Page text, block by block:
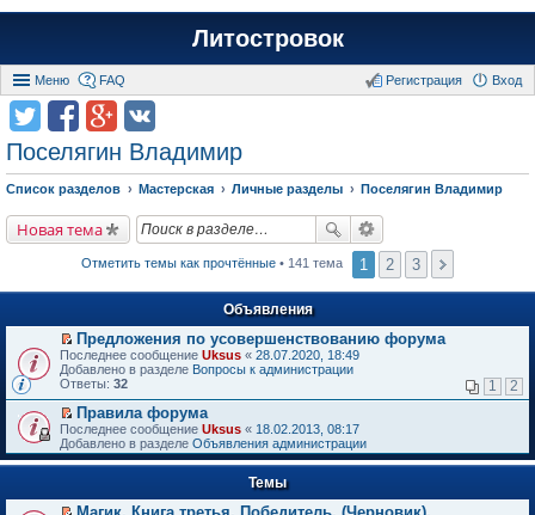
Литостровок
Меню FAQ Вход
Регистрация
Поселягин Владимир
Список разделов Мастерская Личные разделы Поселягин Владимир
Новая тема
Отметить темы как прочтённые • 141 тема 1 2 3
Объявления
П
е
р
й
т
и
к
п
в
Предложения по усовершенствованию форума
Последнее сообщение Uksus « 28.07.2020, 18:49
Добавлено в разделе Вопросы к администрации
Ответы: 32 1 2
П
е
р
е
т
и
Правила форума
Последнее сообщение Uksus « 18.02.2013, 08:17
Добавлено в разделе Объявления администрации
Темы